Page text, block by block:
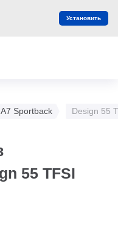
A7 Sportback Design 55
55 TFSI
Установить